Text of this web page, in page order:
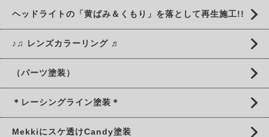
ヘッドライトの「黄ばみ＆くもり」を落として再生施工!!
♪♫ レンズカラーリング ♬
（パーツ塗装）
＊レーシングライン塗装＊
Mekkiにスケ透けCandy塗装